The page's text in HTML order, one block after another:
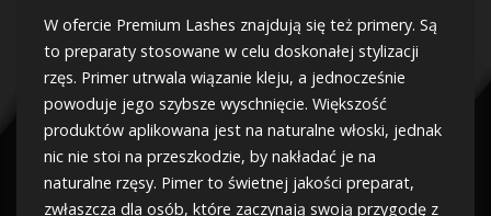
W ofercie Premium Lashes znajdują się też primery. Są
to preparaty stosowane w celu doskonałej stylizacji
rzęs. Primer utrwala wiązanie kleju, a jednocześnie
powoduje jego szybsze wyschnięcie. Większość
produktów aplikowana jest na naturalne włoski, jednak
nic nie stoi na przeszkodzie, by nakładać je na
naturalne rzęsy. Pimer to świetnej jakości preparat,
zwłaszcza dla osób, które zaczynają swoją przygodę z